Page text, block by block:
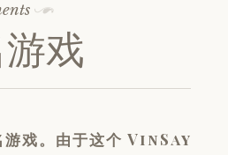
戏
游戏。由于这个 VinSay